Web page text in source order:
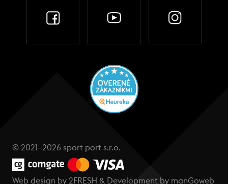
© 2021–2026 sport port s.r.o.
Web design by 2FRESH & Development by manGoweb